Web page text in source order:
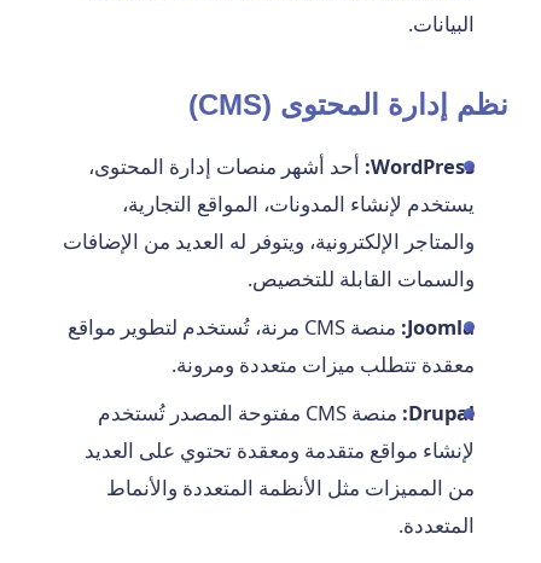
البيانات.
نظم إدارة المحتوى (CMS)
WordPress: أحد أشهر منصات إدارة المحتوى،
يستخدم لإنشاء المدونات، المواقع التجارية،
والمتاجر الإلكترونية، ويتوفر له العديد من الإضافات
والسمات القابلة للتخصيص.
Joomla:
منصة CMS مرنة، تُستخدم لتطوير مواقع
معقدة تتطلب ميزات متعددة ومرونة.
Drupal:
منصة CMS مفتوحة المصدر تُستخدم
لإنشاء مواقع متقدمة ومعقدة تحتوي على العديد
من المميزات مثل الأنظمة المتعددة والأنماط
المتعددة.